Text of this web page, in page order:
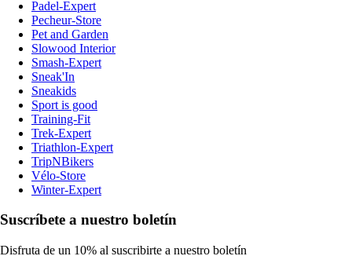
Padel-Expert
Pecheur-Store
Pet and Garden
Slowood Interior
Smash-Expert
Sneak'In
Sneakids
Sport is good
Training-Fit
Trek-Expert
Triathlon-Expert
TripNBikers
Vélo-Store
Winter-Expert
Suscríbete a nuestro boletín
Disfruta de un 10% al suscribirte a nuestro boletín